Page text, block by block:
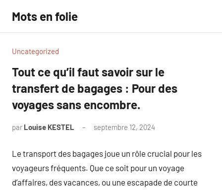
contenu
Mots en folie
Uncategorized
Tout ce qu’il faut savoir sur le
transfert de bagages : Pour des
voyages sans encombre.
par Louise KESTEL septembre 12, 2024
Le transport des bagages joue un rôle crucial pour les
voyageurs fréquents. Que ce soit pour un voyage
d’affaires, des vacances, ou une escapade de courte